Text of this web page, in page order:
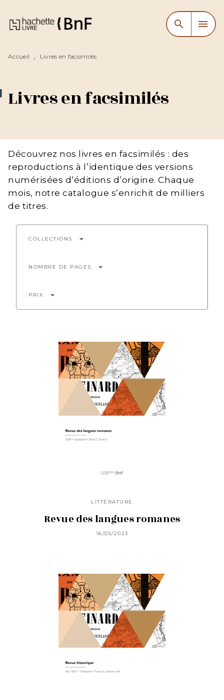
MENU RECHERCHE
CONTENU
search menu
Accueil • Livres en facsimilés
Livres en facsimilés
Découvrez nos livres en facsimilés : des
reproductions à l’identique des versions
numérisées d’éditions d’origine. Chaque
mois, notre catalogue s’enrichit de milliers
de titres.
COLLECTIONS arrow_drop_down
NOMBRE DE PAGES arrow_drop_down
PRIX arrow_drop_down
LITTÉRATURE
Revue des langues romanes
16/05/2023